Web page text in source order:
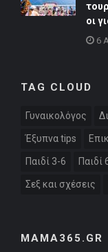
οι
6
TAG CLOUD
Γυναικολόγος
Έξυπνα tips
Παιδί 3-6 Παιδί
Σεξ και σχέσεις
MAMA365.GR